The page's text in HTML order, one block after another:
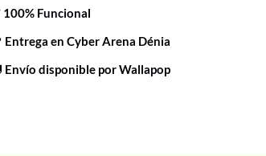
100% Funcional
Entrega en Cyber Arena Dénia
Envío disponible por Wallapop